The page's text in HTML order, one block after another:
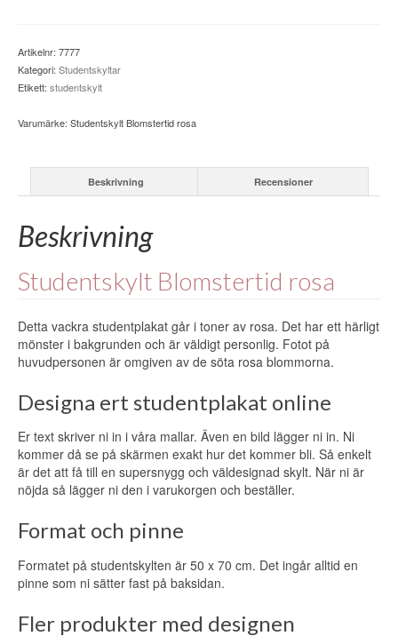
Artikelnr: 7777
Kategori: Studentskyltar
Etikett: studentskylt
Varumärke: Studentskylt Blomstertid rosa
Beskrivning Recensioner
Beskrivning
Studentskylt Blomstertid rosa
Detta vackra studentplakat går i toner av rosa. Det har ett härligt
mönster i bakgrunden och är väldigt personlig. Fotot på
huvudpersonen är omgiven av de söta rosa blommorna.
Designa ert studentplakat online
Er text skriver ni in i våra mallar. Även en bild lägger ni in. Ni
kommer då se på skärmen exakt hur det kommer bli. Så enkelt
är det att få till en supersnygg och väldesignad skylt. När ni är
nöjda så lägger ni den i varukorgen och beställer.
Format och pinne
Formatet på studentskylten är 50 x 70 cm. Det ingår alltid en
pinne som ni sätter fast på baksidan.
Fler produkter med designen